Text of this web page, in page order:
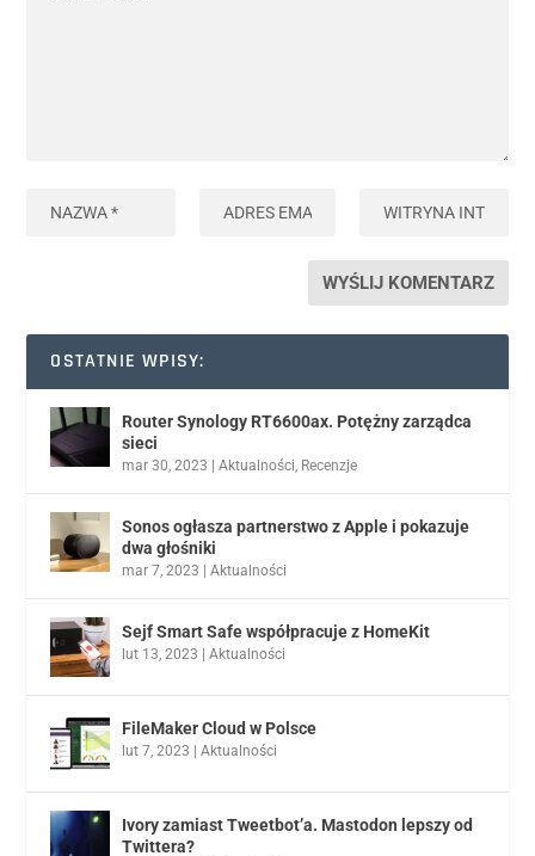
OSTATNIE WPISY:
Router Synology RT6600ax. Potężny zarządca
sieci
mar 30, 2023 |Aktualności, Recenzje
Sonos ogłasza partnerstwo z Apple i pokazuje
dwa głośniki
mar 7, 2023 |Aktualności
Sejf Smart Safe współpracuje z HomeKit
lut 13, 2023 |Aktualności
FileMaker Cloud w Polsce
lut 7, 2023 |Aktualności
Ivory zamiast Tweetbot’a. Mastodon lepszy od
Twittera?